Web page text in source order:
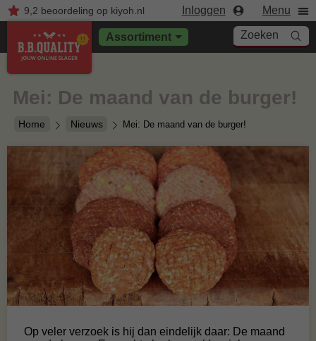
9,2 beoordelingop kiyoh.nl Inloggen Menu
Assortiment Zoeken
Home Nieuws Mei: De maand van de burger!
Mei: De maand van de burger!
Op veler verzoek is hij dan eindelijk daar: De maand